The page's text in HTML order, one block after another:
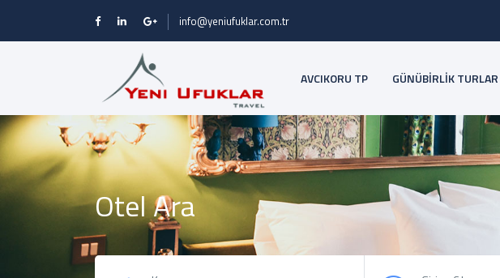
info@yeniufuklar.com.tr
AVCIKORU TP GÜNÜBİRLİK TURLAR
Otel Ara